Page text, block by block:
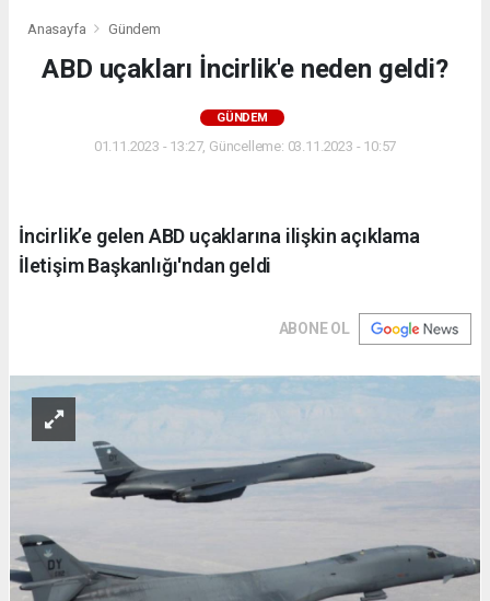
Anasayfa Gündem
ABD uçakları İncirlik'e neden geldi?
GÜNDEM
01.11.2023 - 13:27, Güncelleme: 03.11.2023 - 10:57
İncirlik’e gelen ABD uçaklarına ilişkin açıklama
İletişim Başkanlığı'ndan geldi
ABONE OL